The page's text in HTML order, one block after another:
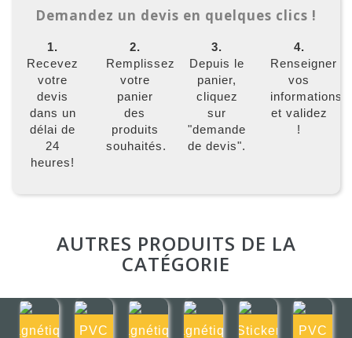
Demandez un devis en quelques clics !
1.
Recevez
votre
devis
dans un
délai de
24
heures!
2.
Remplissez
votre
panier
des
produits
souhaités.
3.
Depuis le
panier,
cliquez
sur
"demande
de devis".
4.
Renseigner
vos
informations
et validez
!
AUTRES PRODUITS DE LA
CATÉGORIE
Magnétique
PVC
MagnétiqueMagnétiqueSticker
PVC